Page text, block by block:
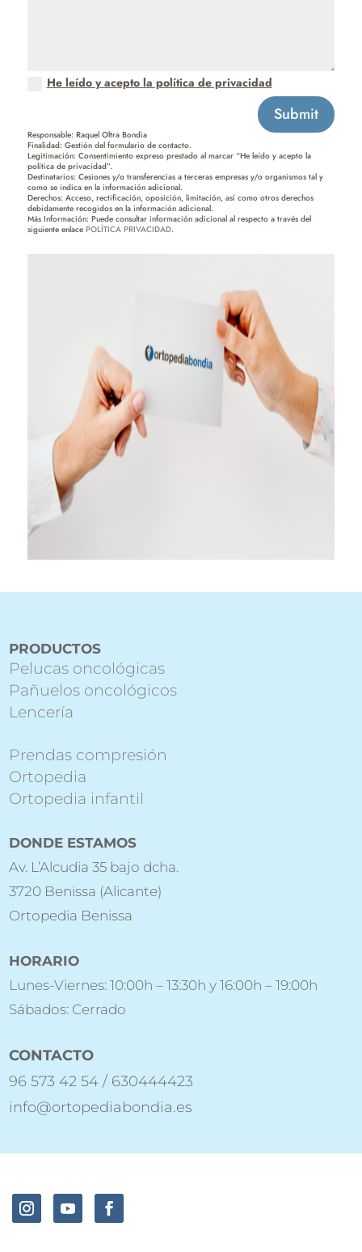
He leído y acepto la política de privacidad
Submit
Responsable: Raquel Oltra Bondia
Finalidad: Gestión del formulario de contacto.
Legitimación: Consentimiento expreso prestado al marcar “He leído y acepto la
política de privacidad”.
Destinatarios: Cesiones y/o transferencias a terceras empresas y/o organismos tal y
como se indica en la información adicional.
Derechos: Acceso, rectificación, oposición, limitación, así como otros derechos
debidamente recogidos en la información adicional.
Más Información: Puede consultar información adicional al respecto a través del
siguiente enlace POLÍTICA PRIVACIDAD.
PRODUCTOS
Pelucas oncológicas
Pañuelos oncológicos
Lencería
Prendas compresión
Ortopedia
Ortopedia infantil
DONDE ESTAMOS
Av. L’Alcudia 35 bajo dcha.
3720 Benissa (Alicante)
Ortopedia Benissa
HORARIO
Lunes-Viernes: 10:00h – 13:30h y 16:00h – 19:00h
Sábados: Cerrado
CONTACTO
96 573 42 54 / 630444423
info@ortopediabondia.es